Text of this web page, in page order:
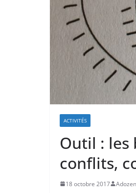
ACTIVITÉS
Outil : les
conflits,
18 octobre 2017 Adozen